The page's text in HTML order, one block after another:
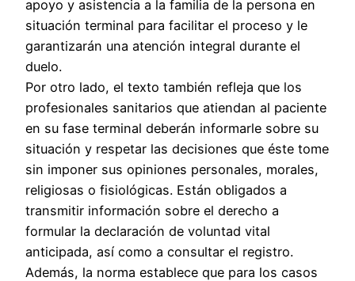
apoyo y asistencia a la familia de la persona en
situación terminal para facilitar el proceso y le
garantizarán una atención integral durante el
duelo.
Por otro lado, el texto también refleja que los
profesionales sanitarios que atiendan al paciente
en su fase terminal deberán informarle sobre su
situación y respetar las decisiones que éste tome
sin imponer sus opiniones personales, morales,
religiosas o fisiológicas. Están obligados a
transmitir información sobre el derecho a
formular la declaración de voluntad vital
anticipada, así como a consultar el registro.
Además, la norma establece que para los casos